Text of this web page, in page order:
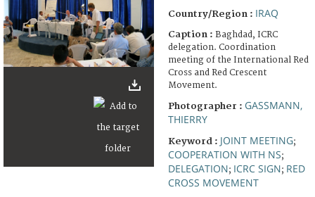
Country/Region : IRAQ
Caption : Baghdad, ICRC
delegation. Coordination
meeting of the International Red
Cross and Red Crescent
Movement.
Photographer : GASSMANN,
THIERRY
Keyword : JOINT MEETING;
COOPERATION WITH NS;
DELEGATION; ICRC SIGN; RED
CROSS MOVEMENT